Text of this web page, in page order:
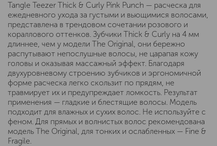
Tangle Teezer Thick & Curly Pink Punch — расческа для
ежедневного ухода за густыми и вьющимися волосами,
представлена в трендовом сочетании розового и
кораллового оттенков. Зубчики Thick & Curly на 4 мм
длиннее, чем у модели The Original, они бережно
распутывают непослушные волосы, не царапая кожу
головы и оказывая массажный эффект. Благодаря
двухуровневому строению зубчиков и эргономичной
форме расческа легко скользит по прядям, не
травмирует их и предупреждает ломкость. Результат
применения — гладкие и блестящие волосы. Модель
подходит для влажных и сухих волос. Не используйте с
феном. Для прямых и волнистых волос рекомендована
модель The Original, для тонких и ослабленных — Fine &
Fragile.